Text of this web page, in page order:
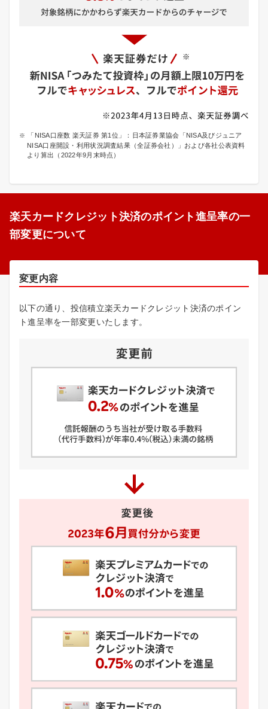
「NISA口座数 楽天証券 第1位」：日本証券業協会「NISA及びジュニア
NISA口座開設・利用状況調査結果（全証券会社）」および各社公表資料
より算出（2022年9月末時点）
楽天カードクレジット決済のポイント進呈率の一
部変更について
変更内容
以下の通り、投信積立楽天カードクレジット決済のポイン
ト進呈率を一部変更いたします。